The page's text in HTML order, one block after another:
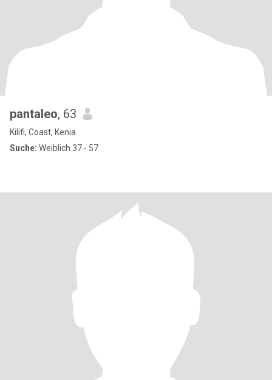
pantaleo, 63
Kilifi, Coast, Kenia
Suche: Weiblich 37 - 57